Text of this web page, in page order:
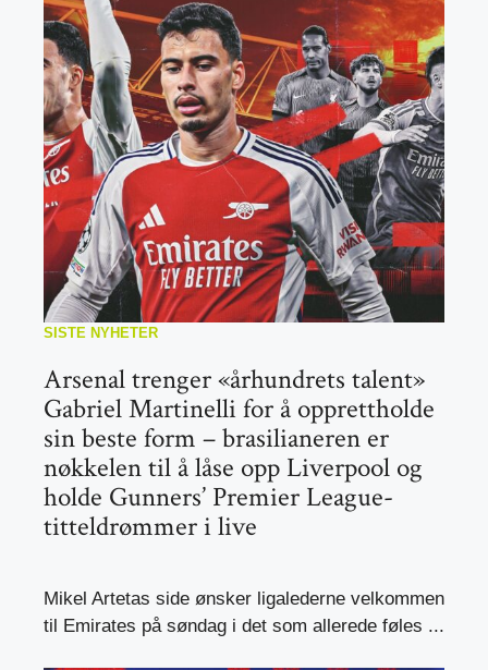
SISTE NYHETER
Arsenal trenger «århundrets talent»
Gabriel Martinelli for å opprettholde
sin beste form – brasilianeren er
nøkkelen til å låse opp Liverpool og
holde Gunners’ Premier League-
titteldrømmer i live
Mikel Artetas side ønsker ligalederne velkommen
til Emirates på søndag i det som allerede føles ...